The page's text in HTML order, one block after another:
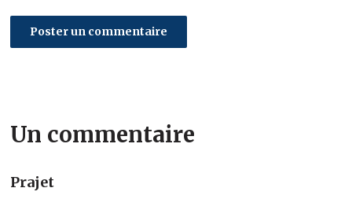
Un commentaire
Prajet